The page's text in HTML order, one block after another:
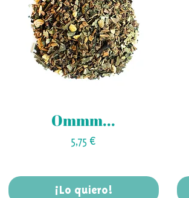
Ommm...
Precio
5,75 €
¡Lo quiero!